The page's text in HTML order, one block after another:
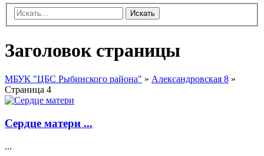
Искать
Заголовок страницы
МБУК "ЦБС Рыбинского района" » Александровская 8 »
Страница 4
Сердце матери ...
...